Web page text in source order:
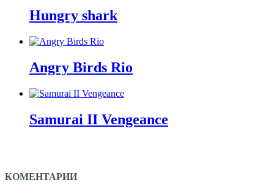
Hungry shark
Angry Birds Rio
Samurai II Vengeance
КОМЕНТАРИИ